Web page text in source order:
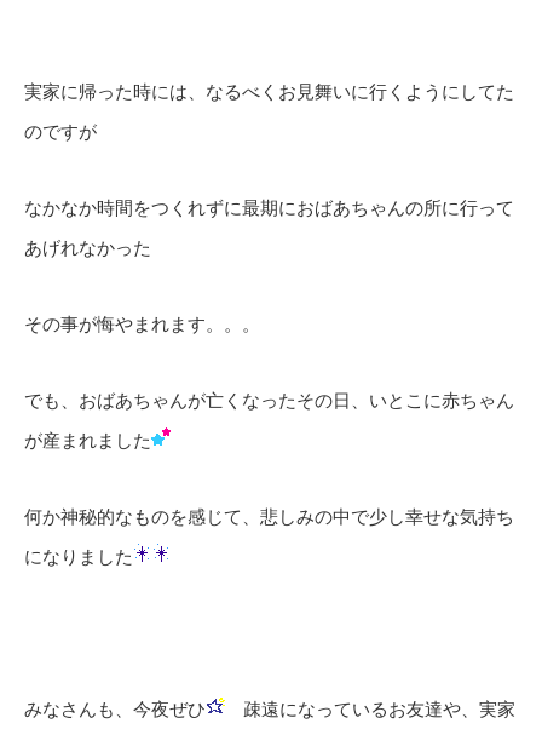
実家に帰った時には、なるべくお見舞いに行くようにしてた
のですが
なかなか時間をつくれずに最期におばあちゃんの所に行って
あげれなかった
その事が悔やまれます。。。
でも、おばあちゃんが亡くなったその日、いとこに赤ちゃん
が産まれました
何か神秘的なものを感じて、悲しみの中で少し幸せな気持ち
になりました
みなさんも、今夜ぜひ
疎遠になっているお友達や、実家